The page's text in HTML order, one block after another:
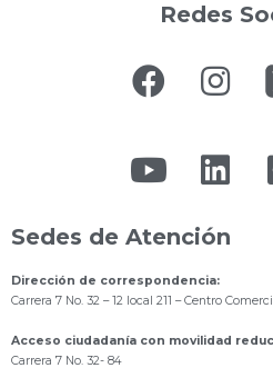
Redes
Sedes de Atención
Dirección de correspondencia:
Carrera 7 No. 32 – 12 local 211 – Centro
Acceso ciudadanía con movilidad
Carrera 7 No. 32- 84